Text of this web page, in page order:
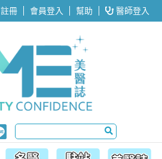
註冊 會員登入 幫助 醫師登入